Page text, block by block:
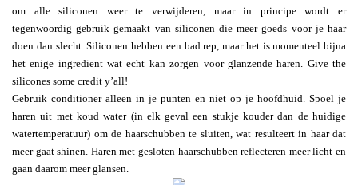
om alle siliconen weer te verwijderen, maar in principe wordt er
tegenwoordig gebruik gemaakt van siliconen die meer goeds voor je haar
doen dan slecht. Siliconen hebben een bad rep, maar het is momenteel bijna
het enige ingredient wat echt kan zorgen voor glanzende haren. Give the
silicones some credit y’all!
Gebruik conditioner alleen in je punten en niet op je hoofdhuid. Spoel je
haren uit met koud water (in elk geval een stukje kouder dan de huidige
watertemperatuur) om de haarschubben te sluiten, wat resulteert in haar dat
meer gaat shinen. Haren met gesloten haarschubben reflecteren meer licht en
gaan daarom meer glansen.